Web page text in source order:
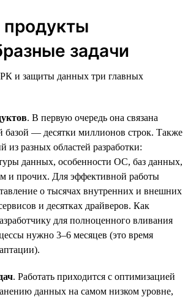
задачи
и защиты данных три главных
. В первую очередь она связана
базой — десятки миллионов строк. Также
из разных областей разработки:
данных, особенности ОС, баз данных,
и прочих. Для эффективной работы
о тысячах внутренних и внешних
и десятках драйверов. Как
для полноценного вливания
нужно 3–6 месяцев (это время
. Работать приходится с оптимизацией
данных на самом низком уровне,